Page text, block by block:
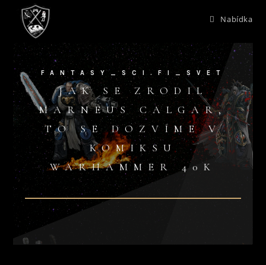
Nabídka
FANTASY_SCI.FI_SVET
JAK SE ZRODIL
MARNEUS CALGAR,
TO SE DOZVÍME V
KOMIKSU
WARHAMMER 40K